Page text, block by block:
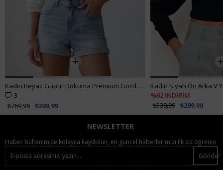
Kadın Beyaz Güpür Dokuma Premıum Gömlek ALC-X4366
3
₺399,99
₺769,99
%62 İNDİRİM
₺299,00
₺538,99
NEWSLETTER
Haber bültenimize kolayca kaydolun, en güncel haberlerimizi ilk siz öğrenin
Gönder